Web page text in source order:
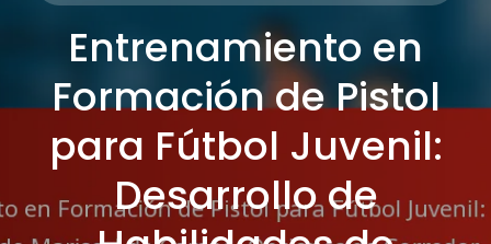
Entrenamiento en
Formación de Pistol
para Fútbol Juvenil:
Desarrollo de